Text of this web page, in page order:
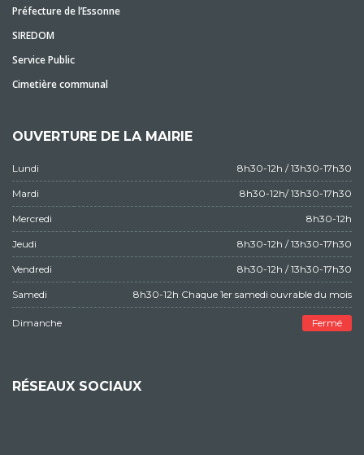
Préfecture de l’Essonne
SIREDOM
Service Public
Cimetière communal
OUVERTURE DE LA MAIRIE
Lundi 8h30-12h / 13h30-17h30
Mardi 8h30-12h/ 13h30-17h30
Mercredi 8h30-12h
Jeudi 8h30-12h / 13h30-17h30
Vendredi 8h30-12h / 13h30-17h30
Samedi 8h30-12h Chaque 1er samedi ouvrable du mois
Dimanche Fermé
RÉSEAUX SOCIAUX